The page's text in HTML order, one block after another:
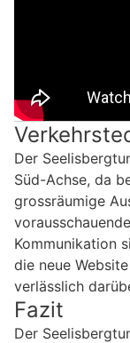
Der
Süd-Achse, da
grossräumige
Kommunikation
die neue
verlässlich
Fazit
Der